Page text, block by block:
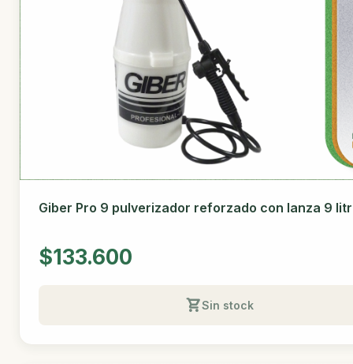
Giber Pro 9 pulverizador reforzado con lanza 9
$133.600
Sin stock